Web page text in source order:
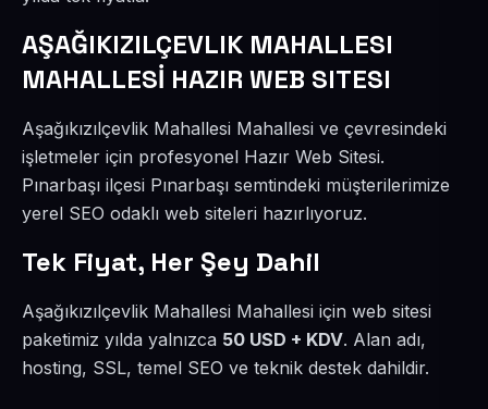
AŞAĞIKIZILÇEVLIK MAHALLESI
MAHALLESİ HAZIR WEB SITESI
Aşağıkızılçevlik Mahallesi Mahallesi ve çevresindeki
işletmeler için profesyonel Hazır Web Sitesi.
Pınarbaşı ilçesi Pınarbaşı semtindeki müşterilerimize
yerel SEO odaklı web siteleri hazırlıyoruz.
Tek Fiyat, Her Şey Dahil
Aşağıkızılçevlik Mahallesi Mahallesi için web sitesi
paketimiz yılda yalnızca 50 USD + KDV. Alan adı,
hosting, SSL, temel SEO ve teknik destek dahildir.